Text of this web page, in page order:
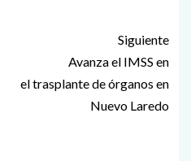
Siguiente
Avanza el IMSS en
el trasplante de órganos en
Nuevo Laredo